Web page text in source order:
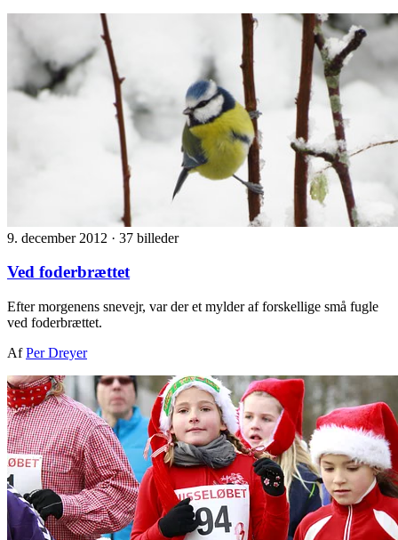
9. december 2012 · 37 billeder
Ved foderbrættet
Efter morgenens snevejr, var der et mylder af forskellige små fugle
ved foderbrættet.
AfPer Dreyer